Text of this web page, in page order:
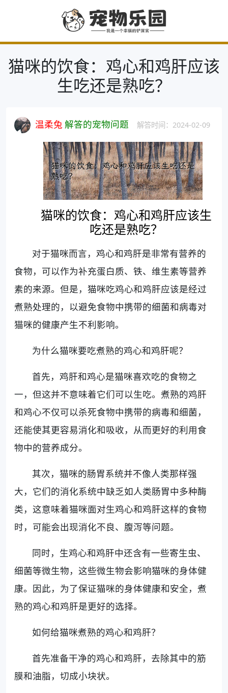
猫咪的饮食：鸡心和鸡肝应该
生吃还是熟吃？
温柔兔 解答的宠物问题 解答时间：2024-02-09
猫咪的饮食：鸡心和鸡肝应该生
吃还是熟吃？
对于猫咪而言，鸡心和鸡肝是非常有营养的
食物，可以作为补充蛋白质、铁、维生素等营养
素的来源。但是，猫咪吃鸡心和鸡肝应该是经过
煮熟处理的，以避免食物中携带的细菌和病毒对
猫咪的健康产生不利影响。
为什么猫咪要吃煮熟的鸡心和鸡肝呢？
首先，鸡肝和鸡心是猫咪喜欢吃的食物之
一，但这并不意味着它们可以生吃。煮熟的鸡肝
和鸡心不仅可以杀死食物中携带的病毒和细菌，
还能使其更容易消化和吸收，从而更好的利用食
物中的营养成分。
其次，猫咪的肠胃系统并不像人类那样强
大，它们的消化系统中缺乏如人类肠胃中多种酶
类，这意味着猫咪面对生鸡心和鸡肝这样的食物
时，可能会出现消化不良、腹泻等问题。
同时，生鸡心和鸡肝中还含有一些寄生虫、
细菌等微生物，这些微生物会影响猫咪的身体健
康。因此，为了保证猫咪的身体健康和安全，煮
熟的鸡心和鸡肝是更好的选择。
如何给猫咪煮熟的鸡心和鸡肝？
首先准备干净的鸡心和鸡肝，去除其中的筋
膜和油脂，切成小块状。